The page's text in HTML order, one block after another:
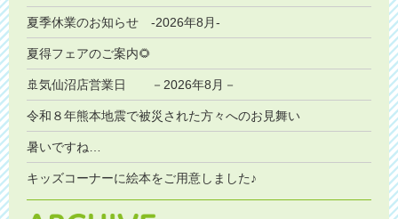
夏季休業のお知らせ -2026年8月-
夏得フェアのご案内🌻
🚢気仙沼店営業日 －2026年8月－
令和８年熊本地震で被災された方々へのお見舞い
暑いですね…
キッズコーナーに絵本をご用意しました♪